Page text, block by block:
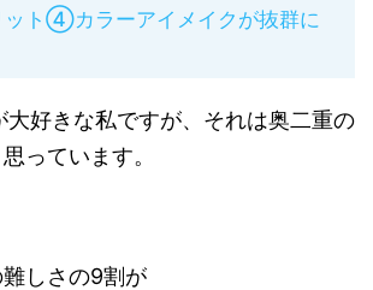
ット④カラーアイメイクが抜群に
大好きな私ですが、それは奥二重の
っています。
しさの9割が